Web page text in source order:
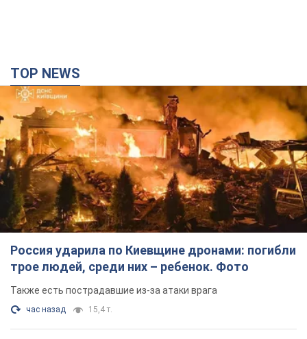
TOP NEWS
Россия ударила по Киевщине дронами: погибли
трое людей, среди них – ребенок. Фото
Также есть пострадавшие из-за атаки врага
час назад 15,4 т.